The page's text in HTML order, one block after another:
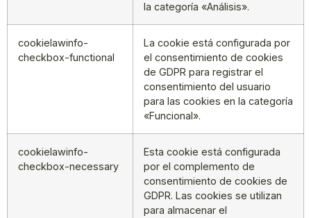
la categoría «Análisis».
cookielawinfo-
checkbox-functional
La cookie está configurada por
el consentimiento de cookies
de GDPR para registrar el
consentimiento del usuario
para las cookies en la categoría
«Funcional».
cookielawinfo-
checkbox-necessary
Esta cookie está configurada
por el complemento de
consentimiento de cookies de
GDPR. Las cookies se utilizan
para almacenar el